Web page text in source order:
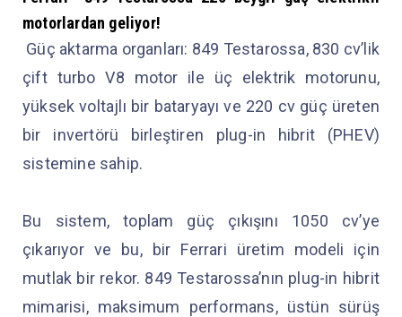
motorlardan geliyor!
Güç aktarma organları: 849 Testarossa, 830 cv’lik
çift turbo V8 motor ile üç elektrik motorunu,
yüksek voltajlı bir bataryayı ve 220 cv güç üreten
bir invertörü birleştiren plug-in hibrit (PHEV)
sistemine sahip.
Bu sistem, toplam güç çıkışını 1050 cv’ye
çıkarıyor ve bu, bir Ferrari üretim modeli için
mutlak bir rekor. 849 Testarossa’nın plug-in hibrit
mimarisi, maksimum performans, üstün sürüş